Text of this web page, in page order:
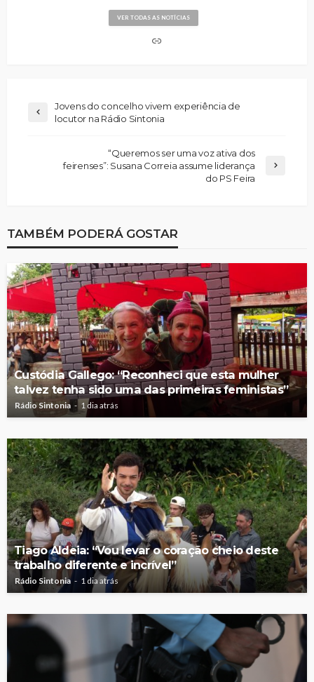
VER TODAS AS NOTÍCIAS
Jovens do concelho vivem experiência de
locutor na Rádio Sintonia
“Queremos ser uma voz ativa dos
feirenses”: Susana Correia assume liderança
do PS Feira
TAMBÉM PODERÁ GOSTAR
Custódia Gallego: “Reconheci que esta mulher
talvez tenha sido uma das primeiras feministas”
Rádio Sintonia 1 dia atrás
Tiago Aldeia: “Vou levar o coração cheio deste
trabalho diferente e incrível”
Rádio Sintonia 1 dia atrás